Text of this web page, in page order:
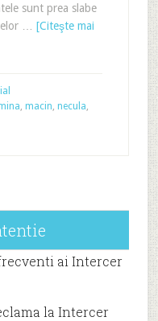
sunt prea slabe
… [Citeşte mai
, macin, necula,
ai Intercer
la Intercer